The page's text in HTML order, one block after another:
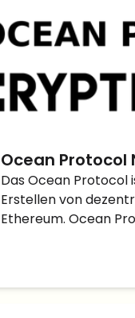
Ocean Protocol
CryptoTicker
Das Ocean Protocol
Erstellen von
Ethereum. Ocean